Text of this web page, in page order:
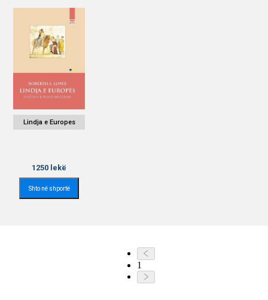
Lindja e Europes
1250 lekë
Shto në shportë
1